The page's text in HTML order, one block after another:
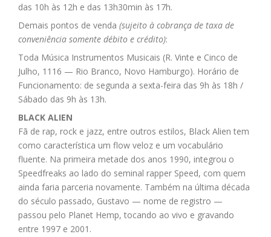
das 10h às 12h e das 13h30min às 17h.
Demais pontos de venda(sujeito à cobrança de taxa de
conveniência somente débito e crédito):
Toda Música Instrumentos Musicais (R. Vinte e Cinco de
Julho, 1116 — Rio Branco, Novo Hamburgo). Horário de
Funcionamento: de segunda a sexta-feira das 9h às 18h /
Sábado das 9h às 13h.
BLACK ALIEN
Fã de rap, rock e jazz, entre outros estilos, Black Alien tem
como característica um flow veloz e um vocabulário
fluente. Na primeira metade dos anos 1990, integrou o
Speedfreaks ao lado do seminal rapper Speed, com quem
ainda faria parceria novamente. Também na última década
do século passado, Gustavo — nome de registro —
passou pelo Planet Hemp, tocando ao vivo e gravando
entre 1997 e 2001.